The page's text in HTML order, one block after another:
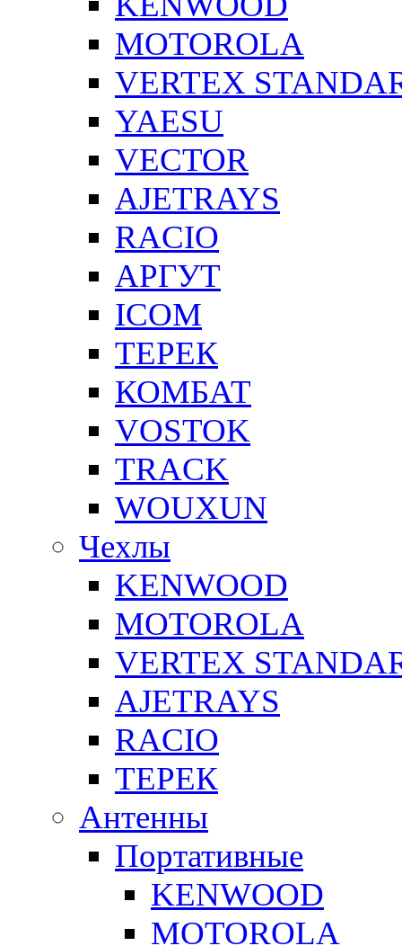
MOTOROLA
VERTEX
YAESU
VECTOR
AJETRAYS
RACIO
АРГУТ
ICOM
ТЕРЕК
КОМБАТ
VOSTOK
TRACK
WOUXUN
Чехлы
KENWOOD
MOTOROLA
VERTEX
AJETRAYS
RACIO
ТЕРЕК
Антенны
Портативные
KENWOOD
MOTOROLA